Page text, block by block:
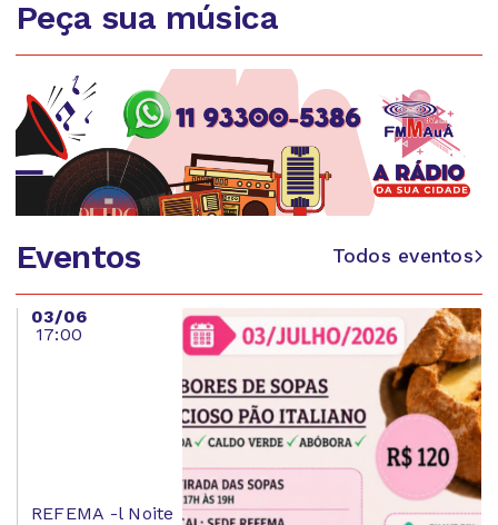
Peça sua música
Eventos Todos eventos
03/06
17:00
REFEMA -l Noite